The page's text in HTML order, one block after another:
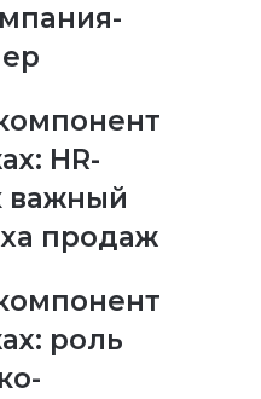
HR-
важный
продаж
роль